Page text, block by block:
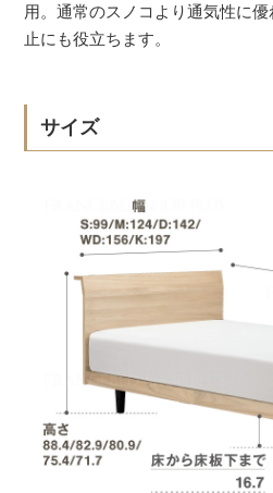
用。通常のスノコより通気性に
止にも役立ちます。
サイズ